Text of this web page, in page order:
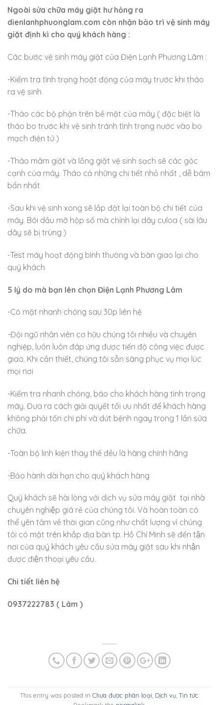
Ngoài sửa chữa máy giặt hư hỏng ra
dienlanhphuonglam.com còn nhận bảo trì vệ sinh máy
giặt định kì cho quý khách hàng :
Các bước vệ sinh máy giặt của Điện Lạnh Phương Lâm :
-Kiểm tra tình trạng hoặt động của máy trước khi tháo
ra vệ sinh
-Tháo các bộ phận trên bề mặt của máy ( đặc biệt là
tháo bo trước khi vệ sinh tránh tình trạng nước vào bo
mạch điện tử )
-Tháo mâm giặt và lồng giặt vệ sinh sạch sẽ các góc
cạnh của máy. Tháo cả những chi tiết nhỏ nhất , dễ bám
bẩn nhất
-Sau khi vệ sinh xong sẽ lắp đặt lại toàn bộ chi tiết của
máy. Bôi dầu mỡ hộp số mà chỉnh lại dây culoa ( sài lâu
dây sẽ bị trùng )
-Test máy hoạt động bình thường và bàn giao lại cho
quý khách
5 lý do mà bạn lên chọn Điện Lạnh Phương Lâm
-Có mặt nhanh chóng sau 30p liên hệ
-Đội ngũ nhân viên cơ hữu chúng tôi nhiều và chuyên
nghiệp, luôn luôn đáp ứng được tiến độ công việc được
giao. Khi cần thiết, chúng tôi sẵn sàng phục vụ mọi lúc
mọi nơi
-Kiểm tra nhanh chóng, báo cho khách hàng tình trạng
máy. Đưa ra cách giải quyết tối ưu nhất để khách hàng
không phải tốn chi phí và dứt bệnh ngay trong 1 lần sửa
chữa.
-Toàn bộ linh kiện thay thế đều là hàng chính hãng
-Bảo hành dài hạn cho quý khách hàng
Quý khách sẽ hài lòng với dịch vụ sửa máy giặt tại nhà
chuyên nghiệp giá rẻ của chúng tôi. Và hoàn toàn có
thể yên tâm về thời gian cũng như chất lượng vì chúng
tôi có mặt trên khắp địa bàn tp. Hồ Chí Minh sẽ đến tận
nơi của quý khách yêu cầu sửa máy giặt sau khi nhận
được điện thoại yêu cầu.
Chi tiết liên hệ
0937222783 ( Lâm )
This entry was posted in Chưa được phân loại Dịch vụ, Tin tức.